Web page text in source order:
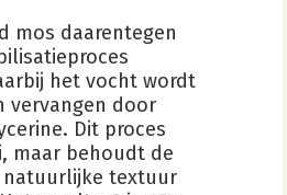
mos daarentegen
het vocht wordt
vervangen door
Dit proces
maar behoudt de
textuur